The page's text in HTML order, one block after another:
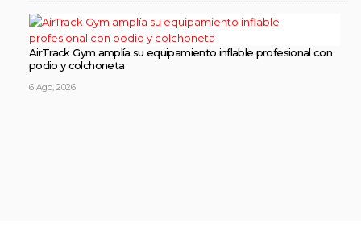
AirTrack Gym amplía su equipamiento inflable profesional con
podio y colchoneta
6 Ago, 2026